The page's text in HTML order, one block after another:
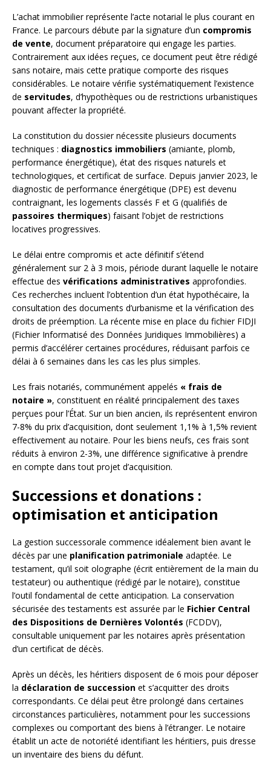
L’achat immobilier représente l’acte notarial le plus courant en
France. Le parcours débute par la signature d’un compromis
de vente, document préparatoire qui engage les parties.
Contrairement aux idées reçues, ce document peut être rédigé
sans notaire, mais cette pratique comporte des risques
considérables. Le notaire vérifie systématiquement l’existence
de servitudes, d’hypothèques ou de restrictions urbanistiques
pouvant affecter la propriété.
La constitution du dossier nécessite plusieurs documents
techniques : diagnostics immobiliers (amiante, plomb,
performance énergétique), état des risques naturels et
technologiques, et certificat de surface. Depuis janvier 2023, le
diagnostic de performance énergétique (DPE) est devenu
contraignant, les logements classés F et G (qualifiés de
passoires thermiques) faisant l’objet de restrictions
locatives progressives.
Le délai entre compromis et acte définitif s’étend
généralement sur 2 à 3 mois, période durant laquelle le notaire
effectue des vérifications administratives approfondies.
Ces recherches incluent l’obtention d’un état hypothécaire, la
consultation des documents d’urbanisme et la vérification des
droits de préemption. La récente mise en place du fichier FIDJI
(Fichier Informatisé des Données Juridiques Immobilières) a
permis d’accélérer certaines procédures, réduisant parfois ce
délai à 6 semaines dans les cas les plus simples.
Les frais notariés, communément appelés « frais de
notaire », constituent en réalité principalement des taxes
perçues pour l’État. Sur un bien ancien, ils représentent environ
7-8% du prix d’acquisition, dont seulement 1,1% à 1,5% revient
effectivement au notaire. Pour les biens neufs, ces frais sont
réduits à environ 2-3%, une différence significative à prendre
en compte dans tout projet d’acquisition.
Successions et donations :
optimisation et anticipation
La gestion successorale commence idéalement bien avant le
décès par une planification patrimoniale adaptée. Le
testament, qu’il soit olographe (écrit entièrement de la main du
testateur) ou authentique (rédigé par le notaire), constitue
l’outil fondamental de cette anticipation. La conservation
sécurisée des testaments est assurée par le Fichier Central
des Dispositions de Dernières Volontés (FCDDV),
consultable uniquement par les notaires après présentation
d’un certificat de décès.
Après un décès, les héritiers disposent de 6 mois pour déposer
la déclaration de succession et s’acquitter des droits
correspondants. Ce délai peut être prolongé dans certaines
circonstances particulières, notamment pour les successions
complexes ou comportant des biens à l’étranger. Le notaire
établit un acte de notoriété identifiant les héritiers, puis dresse
un inventaire des biens du défunt.